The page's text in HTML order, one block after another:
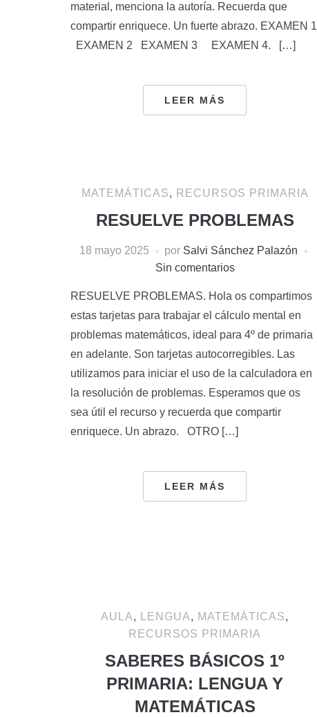
material, menciona la autoría. Recuerda que
compartir enriquece. Un fuerte abrazo. EXAMEN 1
EXAMEN 2 EXAMEN 3 EXAMEN 4. […]
LEER MÁS
MATEMÁTICAS, RECURSOS PRIMARIA
RESUELVE PROBLEMAS
18 mayo 2025 por Salvi Sánchez Palazón
Sin comentarios
RESUELVE PROBLEMAS. Hola os compartimos
estas tarjetas para trabajar el cálculo mental en
problemas matemáticos, ideal para 4º de primaria
en adelante. Son tarjetas autocorregibles. Las
utilizamos para iniciar el uso de la calculadora en
la resolución de problemas. Esperamos que os
sea útil el recurso y recuerda que compartir
enriquece. Un abrazo. OTRO […]
LEER MÁS
AULA, LENGUA, MATEMÁTICAS,
RECURSOS PRIMARIA
SABERES BÁSICOS 1º
PRIMARIA: LENGUA Y
MATEMÁTICAS